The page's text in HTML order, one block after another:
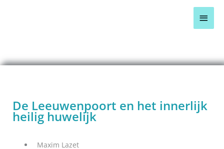
De Leeuwenpoort en het innerlijk
heilig huwelijk
Maxim Lazet